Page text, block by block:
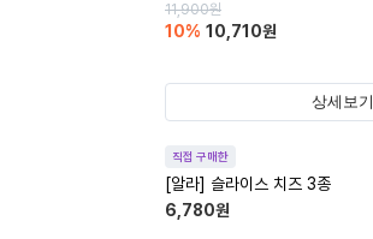
11,900원
10% 10,710원
상세보기
직접 구매한
[알라] 슬라이스 치즈 3종
6,780원